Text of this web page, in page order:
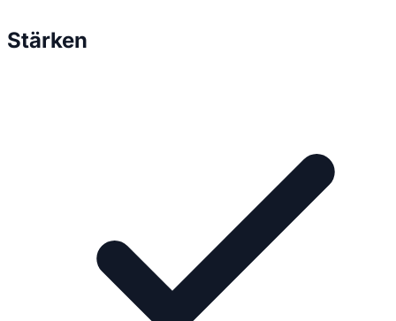
Stärken